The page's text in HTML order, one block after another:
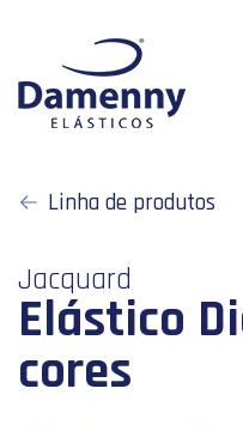
Linha de produtos
Jacquard
Elástico
cores